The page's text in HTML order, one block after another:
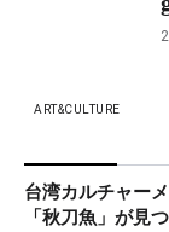
ART&CULTURE
台湾カルチャー
「秋刀魚」が見